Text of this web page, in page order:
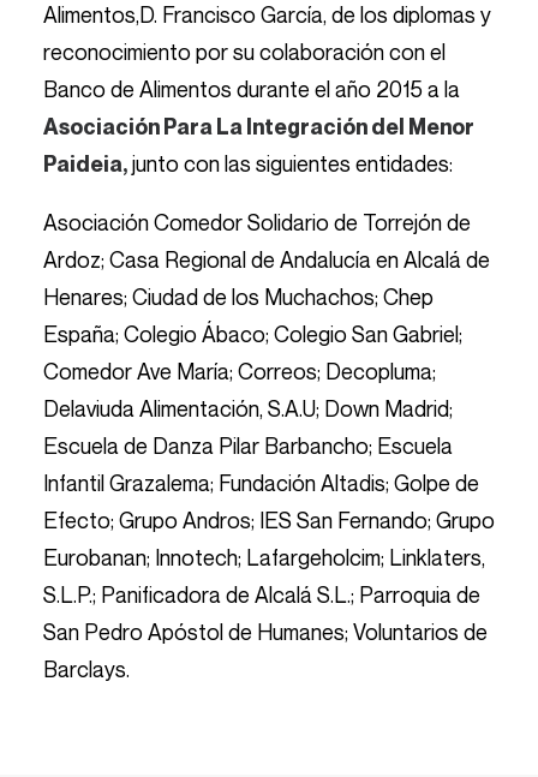
Alimentos,D. Francisco García, de los diplomas y
reconocimiento por su colaboración con el
Banco de Alimentos durante el año 2015 a la
Asociación Para La Integración del Menor
Paideia,junto con las siguientes entidades:
Asociación Comedor Solidario de Torrejón de
Ardoz; Casa Regional de Andalucía en Alcalá de
Henares; Ciudad de los Muchachos; Chep
España; Colegio Ábaco; Colegio San Gabriel;
Comedor Ave María; Correos; Decopluma;
Delaviuda Alimentación, S.A.U; Down Madrid;
Escuela de Danza Pilar Barbancho; Escuela
Infantil Grazalema; Fundación Altadis; Golpe de
Efecto; Grupo Andros; IES San Fernando; Grupo
Eurobanan; Innotech; Lafargeholcim; Linklaters,
S.L.P.; Panificadora de Alcalá S.L.; Parroquia de
San Pedro Apóstol de Humanes; Voluntarios de
Barclays.